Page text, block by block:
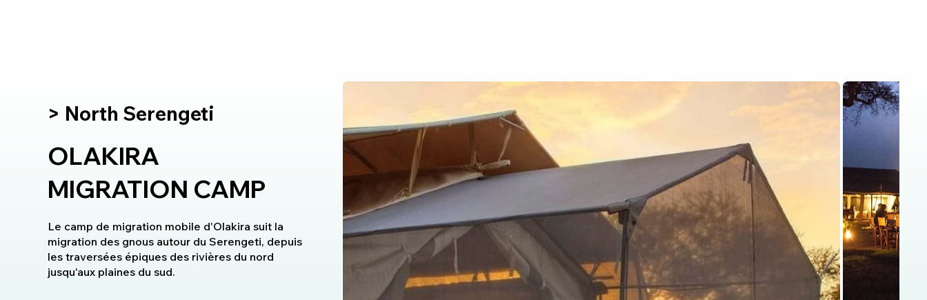
> North Serengeti
OLAKIRA
MIGRATION CAMP
Le camp de migration mobile d'Olakira suit la
migration des gnous autour du Serengeti, depuis
les traversées épiques des rivières du nord
jusqu'aux plaines du sud.